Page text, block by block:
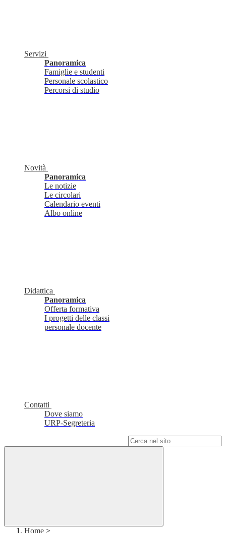
Servizi
Panoramica
Famiglie e studenti
Personale scolastico
Percorsi di studio
Novità
Panoramica
Le notizie
Le circolari
Calendario eventi
Albo online
Didattica
Panoramica
Offerta formativa
I progetti delle classi
personale docente
Contatti
Dove siamo
URP-Segreteria
Home >